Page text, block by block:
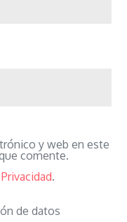
y web en este
comente.
.
de datos